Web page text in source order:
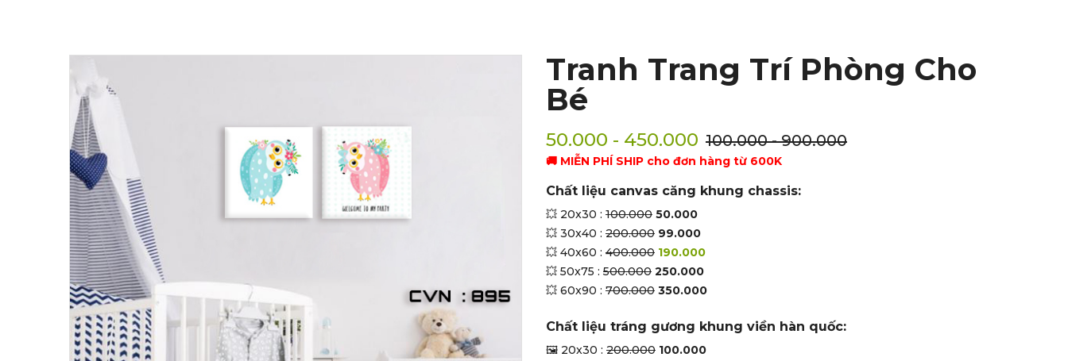
Tranh Trang Trí Phòng Cho
Bé
50.000 - 450.000 100.000 - 900.000
🚚 MIỄN PHÍ SHIP cho đơn hàng từ 600K
Chất liệu canvas căng khung chassis:
💥 20x30 : 100.000 50.000
💥 30x40 : 200.000 99.000
💥 40x60 : 400.000 190.000
💥 50x75 : 500.000 250.000
💥 60x90 : 700.000 350.000
Chất liệu tráng gương khung viền hàn quốc:
🖼 20x30 : 200.000 100.000